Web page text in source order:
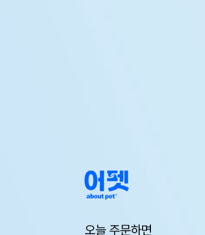
오늘 주문하면